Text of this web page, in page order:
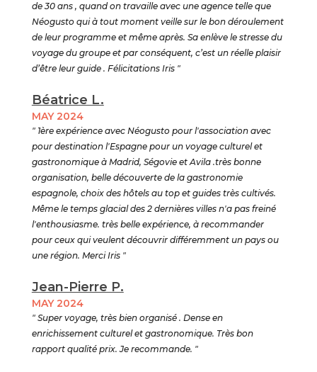
de 30 ans , quand on travaille avec une agence telle que
Néogusto qui à tout moment veille sur le bon déroulement
de leur programme et même après. Sa enlève le stresse du
voyage du groupe et par conséquent, c’est un réelle plaisir
d’être leur guide . Félicitations Iris "
Béatrice L.
MAY 2024
" 1ère expérience avec Néogusto pour l'association avec
pour destination l'Espagne pour un voyage culturel et
gastronomique à Madrid, Ségovie et Avila .très bonne
organisation, belle découverte de la gastronomie
espagnole, choix des hôtels au top et guides très cultivés.
Même le temps glacial des 2 dernières villes n'a pas freiné
l'enthousiasme. très belle expérience, à recommander
pour ceux qui veulent découvrir différemment un pays ou
une région. Merci Iris "
Jean-Pierre P.
MAY 2024
" Super voyage, très bien organisé . Dense en
enrichissement culturel et gastronomique. Très bon
rapport qualité prix. Je recommande. "